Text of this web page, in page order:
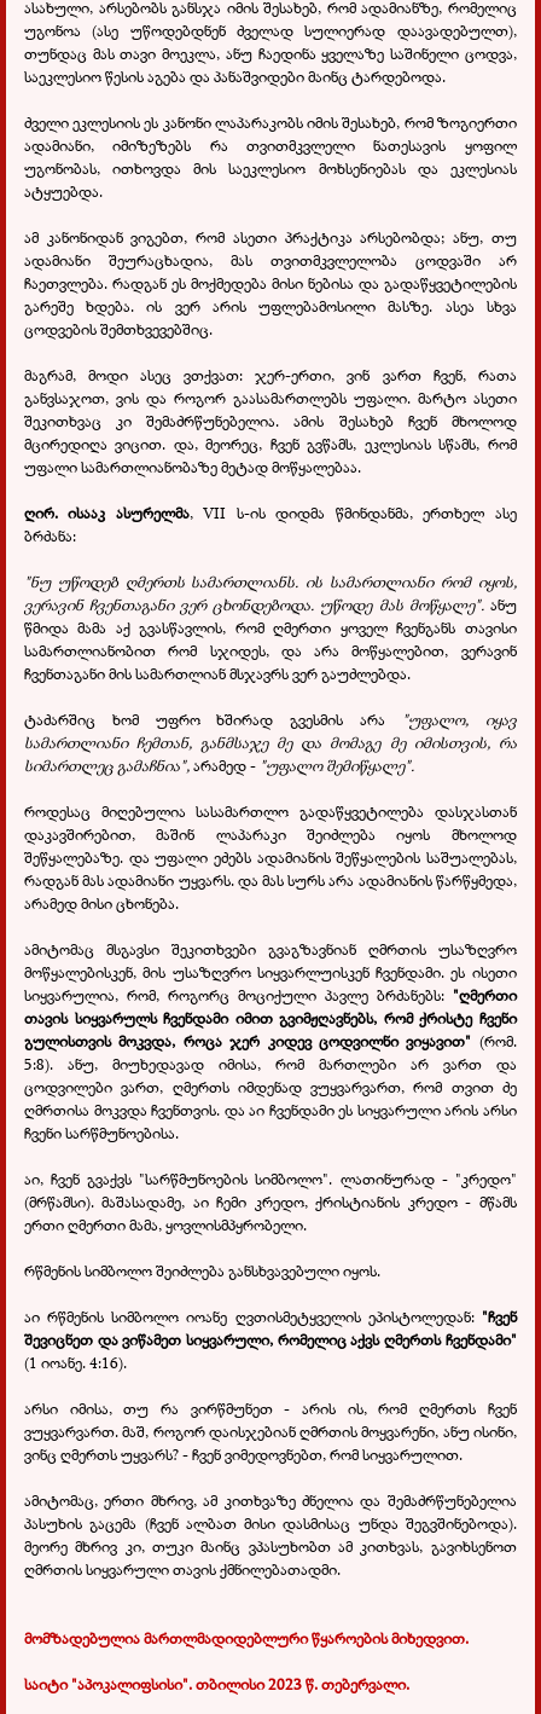
ასახული, არსებობს განსჯა იმის შესახებ, რომ ადამიანზე, რომელიც
უგონოა (ასე უწოდებდნენ ძველად სულიერად დაავადებულთ),
თუნდაც მას თავი მოეკლა, ანუ ჩაედინა ყველაზე საშინელი ცოდვა,
საეკლესიო წესის აგება და პანაშვიდები მაინც ტარდებოდა.
ძველი ეკლესიის ეს კანონი ლაპარაკობს იმის შესახებ, რომ ზოგიერთი
ადამიანი, იმიზეზებს რა თვითმკვლელი ნათესავის ყოფილ
უგონობას, ითხოვდა მის საეკლესიო მოხსენიებას და ეკლესიას
ატყუებდა.
ამ კანონიდან ვიგებთ, რომ ასეთი პრაქტიკა არსებობდა; ანუ, თუ
ადამიანი შეურაცხადია, მას თვითმკვლელობა ცოდვაში არ
ჩაეთვლება. რადგან ეს მოქმედება მისი ნებისა და გადაწყვეტილების
გარეშე ხდება. ის ვერ არის უფლებამოსილი მასზე. ასეა სხვა
ცოდვების შემთხვევებშიც.
მაგრამ, მოდი ასეც ვთქვათ: ჯერ-ერთი, ვინ ვართ ჩვენ, რათა
განვსაჯოთ, ვის და როგორ გაასამართლებს უფალი. მარტო ასეთი
შეკითხვაც კი შემაძრწუნებელია. ამის შესახებ ჩვენ მხოლოდ
მცირედიღა ვიცით. და, მეორეც, ჩვენ გვწამს, ეკლესიას სწამს, რომ
უფალი სამართლიანობაზე მეტად მოწყალებაა.
ღირ. ისააკ ასურელმა, VII ს-ის დიდმა წმინდანმა, ერთხელ ასე
ბრძანა:
"ნუ უწოდებ ღმერთს სამართლიანს. ის სამართლიანი რომ იყოს,
ვერავინ ჩვენთაგანი ვერ ცხონდებოდა. უწოდე მას მოწყალე". ანუ
წმიდა მამა აქ გვასწავლის, რომ ღმერთი ყოველ ჩვენგანს თავისი
სამართლიანობით რომ სჯიდეს, და არა მოწყალებით, ვერავინ
ჩვენთაგანი მის სამართლიან მსჯავრს ვერ გაუძლებდა.
ტაძარშიც ხომ უფრო ხშირად გვესმის არა
"უფალო, იყავ
სამართლიანი ჩემთან, განმსაჯე მე და მომაგე მე იმისთვის, რა
სიმართლეც გამაჩნია",არამედ - "უფალო შემიწყალე".
როდესაც მიღებულია სასამართლო გადაწყვეტილება დასჯასთან
დაკავშირებით, მაშინ ლაპარაკი შეიძლება იყოს მხოლოდ
შეწყალებაზე. და უფალი ეძებს ადამიანის შეწყალების საშუალებას,
რადგან მას ადამიანი უყვარს. და მას სურს არა ადამიანის წარწყმედა,
არამედ მისი ცხონება.
ამიტომაც მსგავსი შეკითხვები გვაგზავნიან ღმრთის უსაზღვრო
მოწყალებისკენ, მის უსაზღვრო სიყვარლუისკენ ჩვენდამი. ეს ისეთი
სიყვარულია, რომ, როგორც მოციქული პავლე ბრძანებს: "ღმერთი
თავის სიყვარულს ჩვენდამი იმით გვიმჟღავნებს, რომ ქრისტე ჩვენი
გულისთვის მოკვდა, როცა ჯერ კიდევ ცოდვილნი ვიყავით" (რომ.
5:8). ანუ, მიუხედავად იმისა, რომ მართლები არ ვართ და
ცოდვილები ვართ, ღმერთს იმდენად ვუყვარვართ, რომ თვით ძე
ღმრთისა მოკვდა ჩვენთვის. და აი ჩვენდამი ეს სიყვარული არის არსი
ჩვენი სარწმუნოებისა.
აი, ჩვენ გვაქვს "სარწმუნოების სიმბოლო". ლათინურად - "კრედო"
(მრწამსი). მაშასადამე, აი ჩემი კრედო, ქრისტიანის კრედო - მწამს
ერთი ღმერთი მამა, ყოვლისმპყრობელი.
რწმენის სიმბოლო შეიძლება განსხვავებული იყოს.
აი რწმენის სიმბოლო იოანე ღვთისმეტყველის ეპისტოლედან: "ჩვენ
შევიცნეთ და ვიწამეთ სიყვარული, რომელიც აქვს ღმერთს ჩვენდამი"
(1 იოანე. 4:16).
არსი იმისა, თუ რა ვირწმუნეთ - არის ის, რომ ღმერთს ჩვენ
ვუყვარვართ. მაშ, როგორ დაისჯებიან ღმრთის მოყვარენი, ანუ ისინი,
ვინც ღმერთს უყვარს? - ჩვენ ვიმედოვნებთ, რომ სიყვარულით.
ამიტომაც, ერთი მხრივ, ამ კითხვაზე ძნელია და შემაძრწუნებელია
პასუხის გაცემა (ჩვენ ალბათ მისი დასმისაც უნდა შეგვშინებოდა).
მეორე მხრივ კი, თუკი მაინც ვპასუხობთ ამ კითხვას, გავიხსენოთ
ღმრთის სიყვარული თავის ქმნილებათადმი.
მომზადებულია მართლმადიდებლური წყაროების მიხედვით.
საიტი "აპოკალიფსისი". თბილისი 2023 წ. თებერვალი.